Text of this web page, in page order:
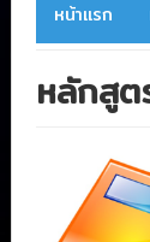
หน้าแรก
หลักสู